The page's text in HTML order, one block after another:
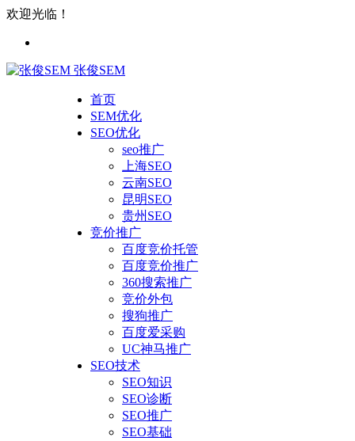
欢迎光临！
张俊SEM
首页
SEM优化
SEO优化
seo推广
上海SEO
云南SEO
昆明SEO
贵州SEO
竞价推广
百度竞价托管
百度竞价推广
360搜索推广
竞价外包
搜狗推广
百度爱采购
UC神马推广
SEO技术
SEO知识
SEO诊断
SEO推广
SEO基础